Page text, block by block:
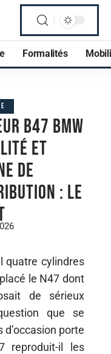
Formalités
B47 BMW
et
de
: le
quatre cylindres
le N47 dont
de sérieux
que se
porte
reproduit-il les